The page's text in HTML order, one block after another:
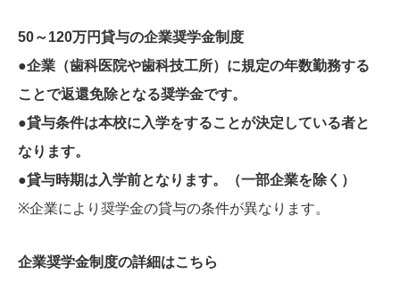
50～120万円貸与の企業奨学金制度
●企業（歯科医院や歯科技工所）に規定の年数勤務する
ことで返還免除となる奨学金です。
●貸与条件は本校に入学をすることが決定している者と
なります。
●貸与時期は入学前となります。（一部企業を除く）
※企業により奨学金の貸与の条件が異なります。
企業奨学金制度の詳細はこちら